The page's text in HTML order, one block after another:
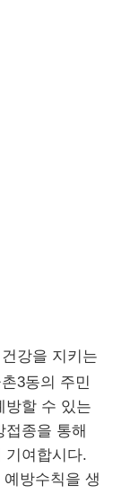
강을 지키는
3동의 주민
방할 수 있는
종을 통해
기여합시다.
방수칙을 생